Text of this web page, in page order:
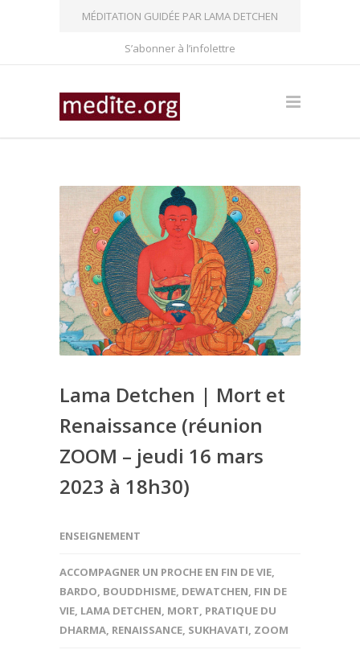
MÉDITATION GUIDÉE PAR LAMA DETCHEN
S’abonner à l’infolettre
Lama Detchen | Mort et
Renaissance (réunion
ZOOM – jeudi 16 mars
2023 à 18h30)
ENSEIGNEMENT
ACCOMPAGNER UN PROCHE EN FIN DE VIE,
BARDO, BOUDDHISME, DEWATCHEN, FIN DE
VIE, LAMA DETCHEN, MORT, PRATIQUE DU
DHARMA, RENAISSANCE, SUKHAVATI, ZOOM